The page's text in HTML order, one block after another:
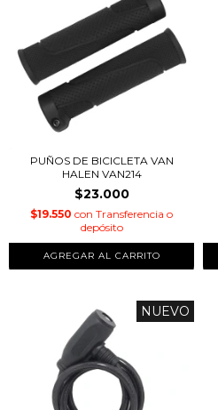
PUÑOS DE BICICLETA VAN
HALEN VAN214
$23.000
$19.550 con Transferencia o
depósito
NUEVO